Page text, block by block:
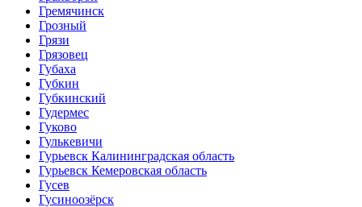
Гремячинск
Грозный
Грязи
Грязовец
Губаха
Губкин
Губкинский
Гудермес
Гуково
Гулькевичи
Гурьевск Калининградская область
Гурьевск Кемеровская область
Гусев
Гусиноозёрск